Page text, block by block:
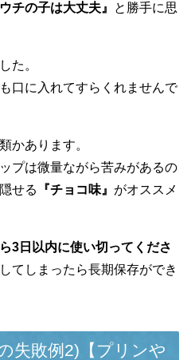
ウチの子は大丈夫』
と勝手に思
た。
口に入れてすらくれませんで
かあります。
プは微量ながら苦みがあるの
せる
『チョコ味』 がオススメ
ら3日以内に使い切ってくださ
てしまったら長期保存ができ
失敗例2)【プリンや